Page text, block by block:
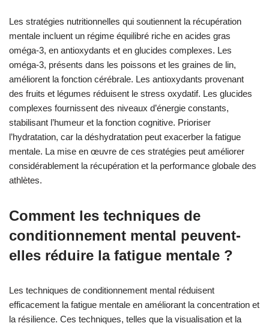
Les stratégies nutritionnelles qui soutiennent la récupération
mentale incluent un régime équilibré riche en acides gras
oméga-3, en antioxydants et en glucides complexes. Les
oméga-3, présents dans les poissons et les graines de lin,
améliorent la fonction cérébrale. Les antioxydants provenant
des fruits et légumes réduisent le stress oxydatif. Les glucides
complexes fournissent des niveaux d’énergie constants,
stabilisant l’humeur et la fonction cognitive. Prioriser
l’hydratation, car la déshydratation peut exacerber la fatigue
mentale. La mise en œuvre de ces stratégies peut améliorer
considérablement la récupération et la performance globale des
athlètes.
Comment les techniques de
conditionnement mental peuvent-
elles réduire la fatigue mentale ?
Les techniques de conditionnement mental réduisent
efficacement la fatigue mentale en améliorant la concentration et
la résilience. Ces techniques, telles que la visualisation et la